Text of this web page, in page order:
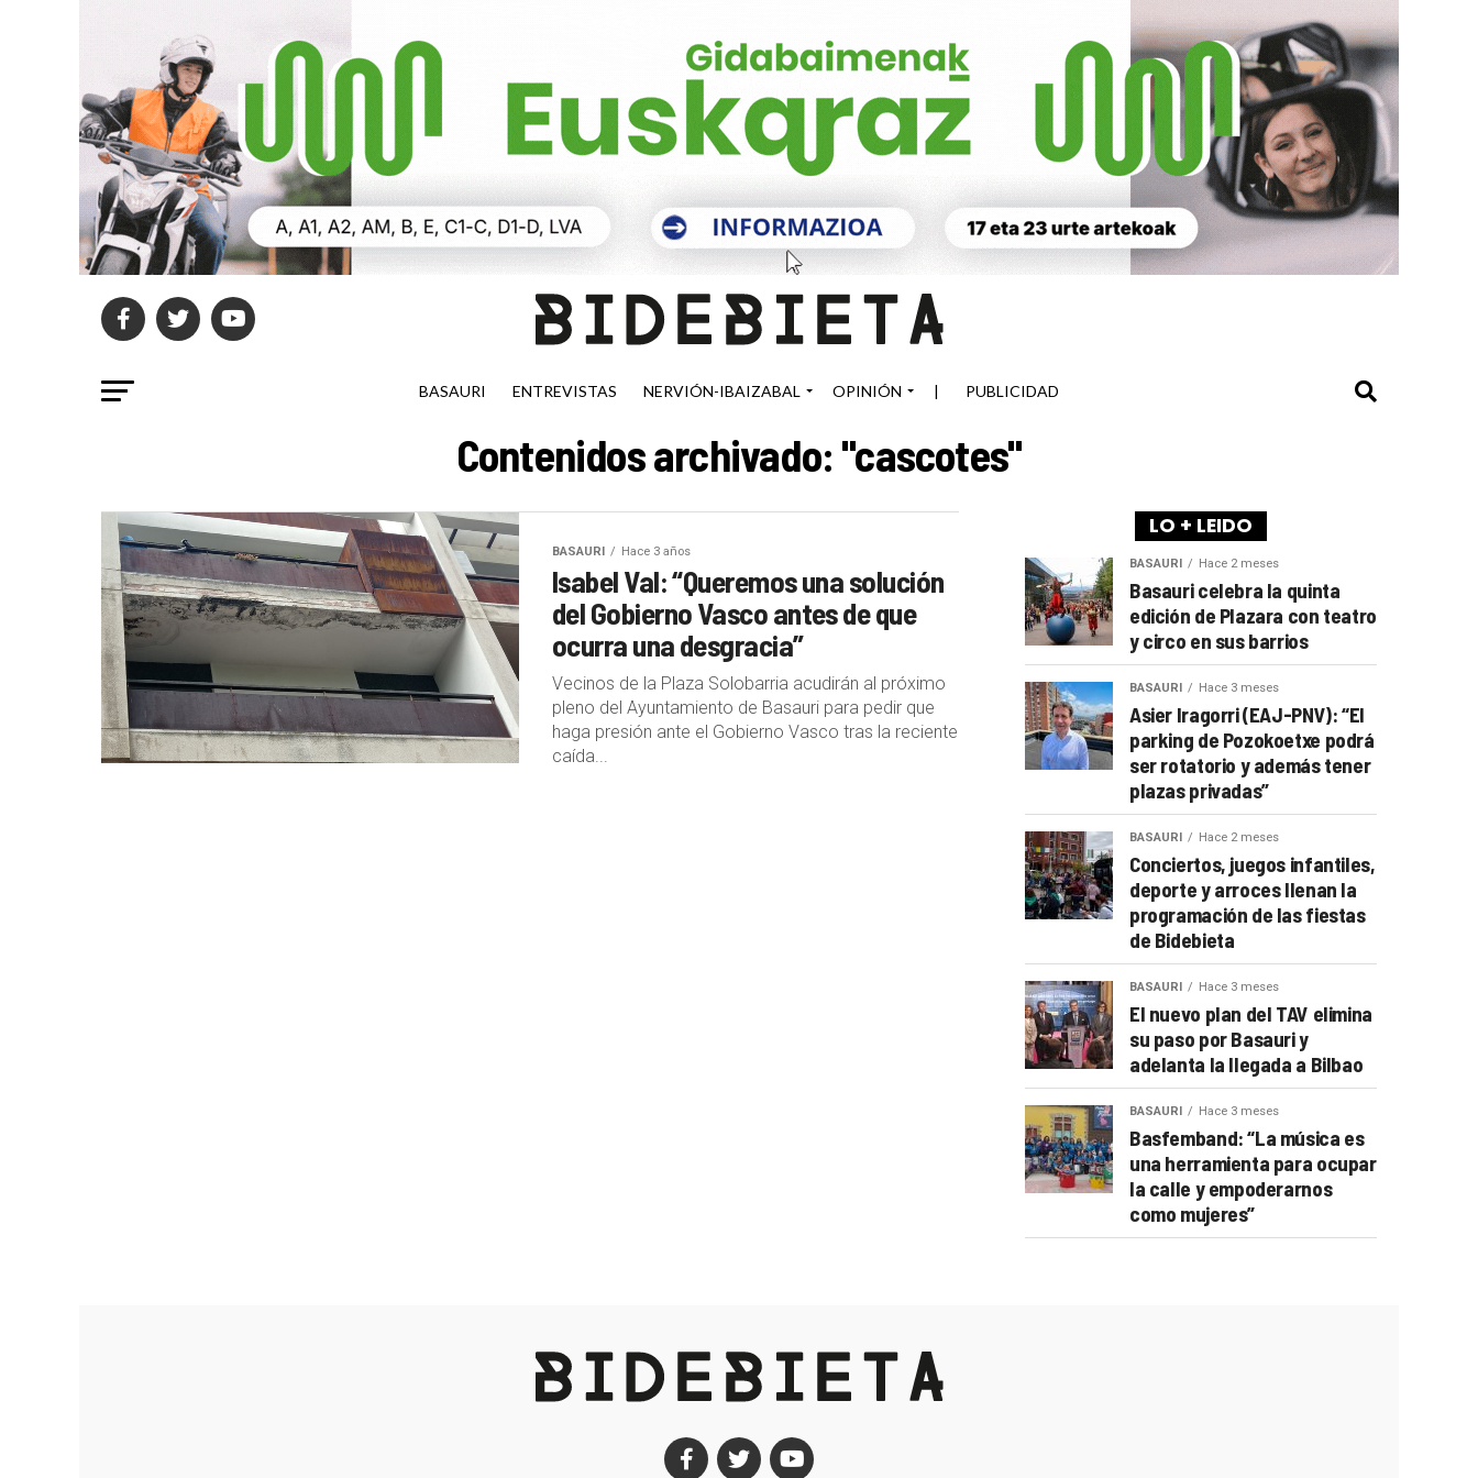
BASAURI ENTREVISTAS NERVIÓN-IBAIZABAL OPINIÓN | PUBLICIDAD
Contenidos archivado: "cascotes"
BASAURI Hace 3 años
Isabel Val: “Queremos una solución
del Gobierno Vasco antes de que
ocurra una desgracia”
Vecinos de la Plaza Solobarria acudirán al próximo
pleno del Ayuntamiento de Basauri para pedir que
haga presión ante el Gobierno Vasco tras la reciente
caída...
LO + LEIDO
BASAURI Hace 2 meses
Basauri celebra la quinta
edición de Plazara con teatro
y circo en sus barrios
BASAURI Hace 3 meses
Asier Iragorri (EAJ-PNV): “El
parking de Pozokoetxe podrá
ser rotatorio y además tener
plazas privadas”
BASAURI Hace 2 meses
Conciertos, juegos infantiles,
deporte y arroces llenan la
programación de las fiestas
de Bidebieta
BASAURI Hace 3 meses
El nuevo plan del TAV elimina
su paso por Basauri y
adelanta la llegada a Bilbao
BASAURI Hace 3 meses
Basfemband: “La música es
una herramienta para ocupar
la calle y empoderarnos
como mujeres”